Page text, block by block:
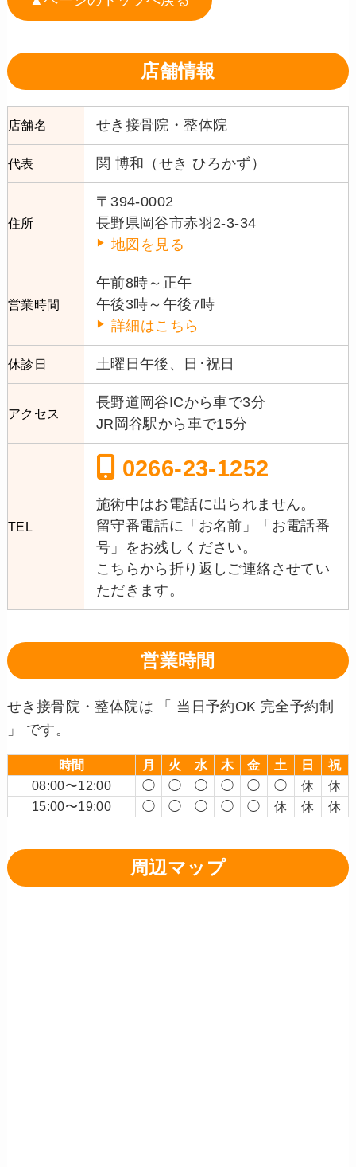
店舗情報
店舗名 せき接骨院・整体院
代表 関 博和（せき ひろかず）
住所
〒394-0002
長野県岡谷市赤羽2-3-34
地図を見る
営業時間
午前8時～正午
午後3時～午後7時
詳細はこちら
休診日 土曜日午後、日･祝日
アクセス
長野道岡谷ICから車で3分
JR岡谷駅から車で15分
TEL
0266-23-1252
施術中はお電話に出られません。
留守番電話に「お名前」「お電話番
号」をお残しください。
こちらから折り返しご連絡させてい
ただきます。
営業時間
せき接骨院・整体院は 「 当日予約OK 完全予約制
」 です。
時間 月 火 水 木 金 土 日
祝
08:00〜12:00
◯ ◯ ◯ ◯ ◯ ◯ 休
休
15:00〜19:00
◯ ◯ ◯ ◯ ◯ 休 休 休
周辺マップ